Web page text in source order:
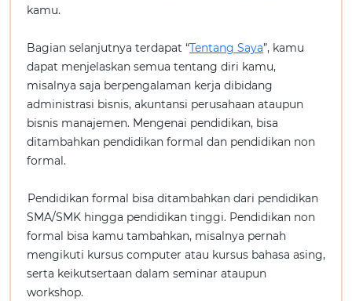
kamu.
Bagian selanjutnya terdapat “Tentang Saya”, kamu
dapat menjelaskan semua tentang diri kamu,
misalnya saja berpengalaman kerja dibidang
administrasi bisnis, akuntansi perusahaan ataupun
bisnis manajemen. Mengenai pendidikan, bisa
ditambahkan pendidikan formal dan pendidikan non
formal.
Pendidikan formal bisa ditambahkan dari pendidikan
SMA/SMK hingga pendidikan tinggi. Pendidikan non
formal bisa kamu tambahkan, misalnya pernah
mengikuti kursus computer atau kursus bahasa asing,
serta keikutsertaan dalam seminar ataupun
workshop.